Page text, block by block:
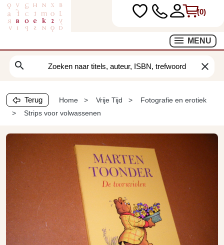
(0)
MENU
search clear
Terug Home Vrije Tijd
Fotografie en erotiek
Strips voor volwassenen